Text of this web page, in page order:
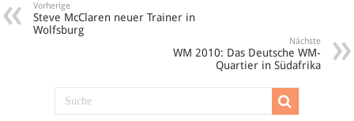
Vorherige
Steve McClaren neuer Trainer in
Wolfsburg
Nächste
WM 2010: Das Deutsche WM-
Quartier in Südafrika